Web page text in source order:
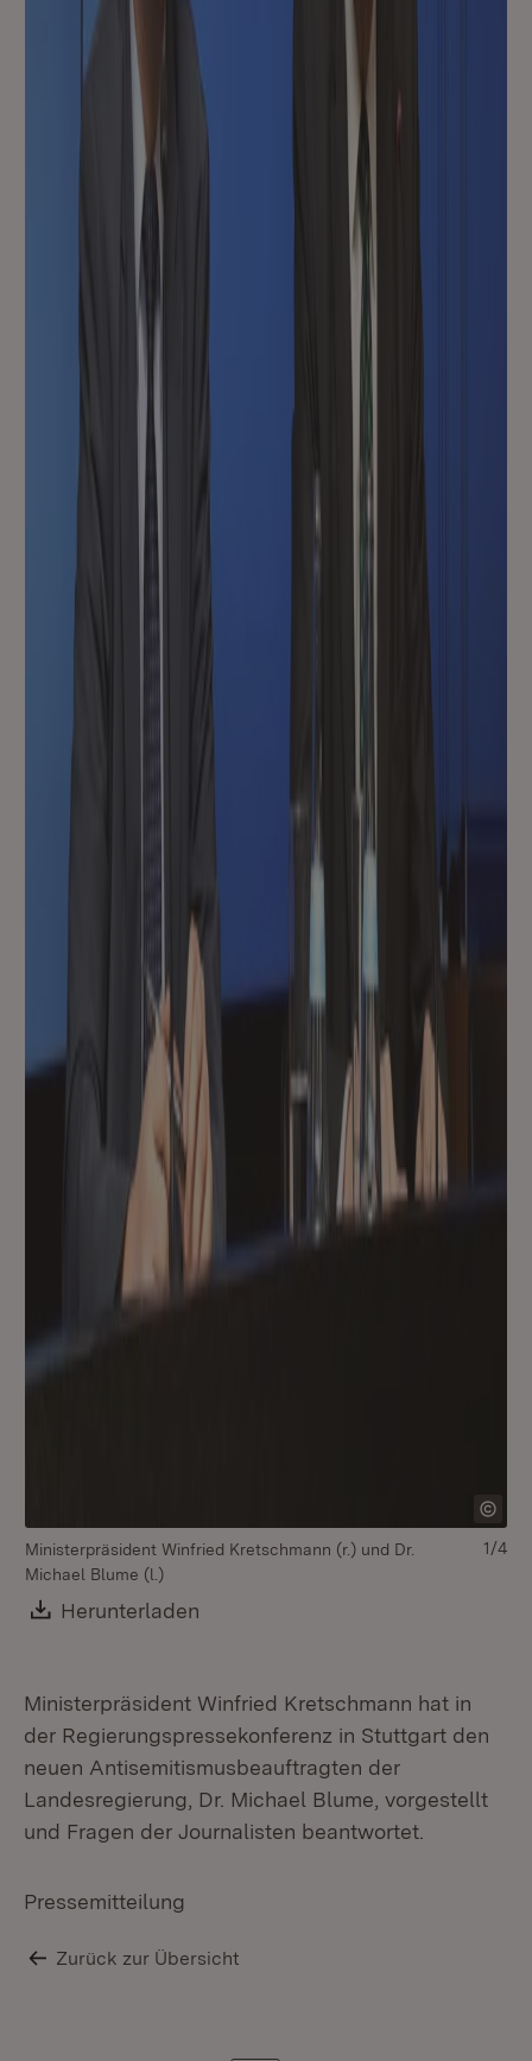
Ministerpräsident Winfried Kretschmann (r.) und Dr.
Michael Blume (l.)
Download:
Herunterladen
1/4
Ministerpräsident Winfried Kretschmann hat in
der Regierungspressekonferenz in Stuttgart den
neuen Antisemitismusbeauftragten der
Landesregierung, Dr. Michael Blume, vorgestellt
und Fragen der Journalisten beantwortet.
Pressemitteilung
Zurück zur Übersicht